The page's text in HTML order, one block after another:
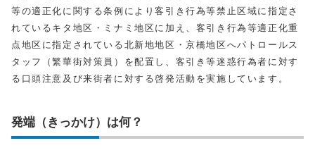
等の適正化に関する条例により客引き行為等禁止区域に指定さ
れているキタ地区・ミナミ地区に加え、客引き行為等適正化重
点地区に指定されている北新地地区・京橋地区へパトロールス
タッフ（繁華街対策員）を配置し、客引き等迷惑行為者に対す
る口頭注意及び来街者に対する啓発活動を実施しています。
発端（きっかけ）は何？